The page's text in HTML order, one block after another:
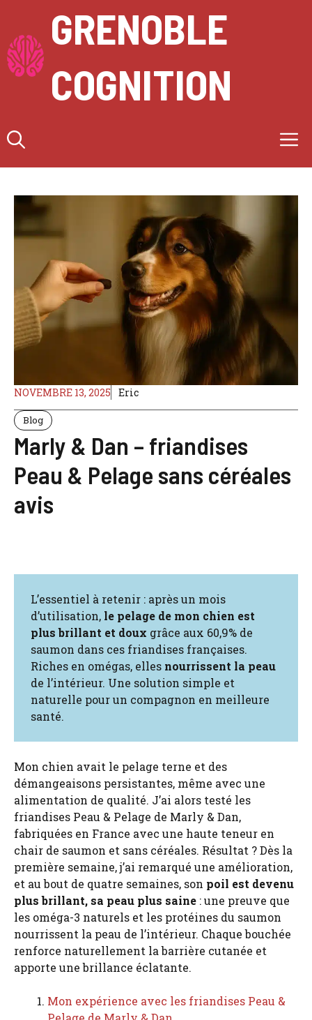
contenu
GRENOBLE
COGNITION
NOVEMBRE 13, 2025 Eric
Blog
Marly & Dan – friandises
Peau & Pelage sans céréales
avis
L’essentiel à retenir : après un mois
d’utilisation, le pelage de mon chien est
plus brillant et doux grâce aux 60,9% de
saumon dans ces friandises françaises.
Riches en omégas, elles nourrissent la peau
de l’intérieur. Une solution simple et
naturelle pour un compagnon en meilleure
santé.
Mon chien avait le pelage terne et des
démangeaisons persistantes, même avec une
alimentation de qualité. J’ai alors testé les
friandises Peau & Pelage de Marly & Dan,
fabriquées en France avec une haute teneur en
chair de saumon et sans céréales. Résultat ? Dès la
première semaine, j’ai remarqué une amélioration,
et au bout de quatre semaines, son poil est devenu
plus brillant, sa peau plus saine : une preuve que
les oméga-3 naturels et les protéines du saumon
nourrissent la peau de l’intérieur. Chaque bouchée
renforce naturellement la barrière cutanée et
apporte une brillance éclatante.
Mon expérience avec les friandises Peau &